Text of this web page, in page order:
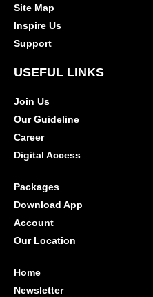
Site Map
Inspire Us
Support
USEFUL LINKS
Join Us
Our Guideline
Career
Digital Access
Packages
Download App
Account
Our Location
Home
Newsletter